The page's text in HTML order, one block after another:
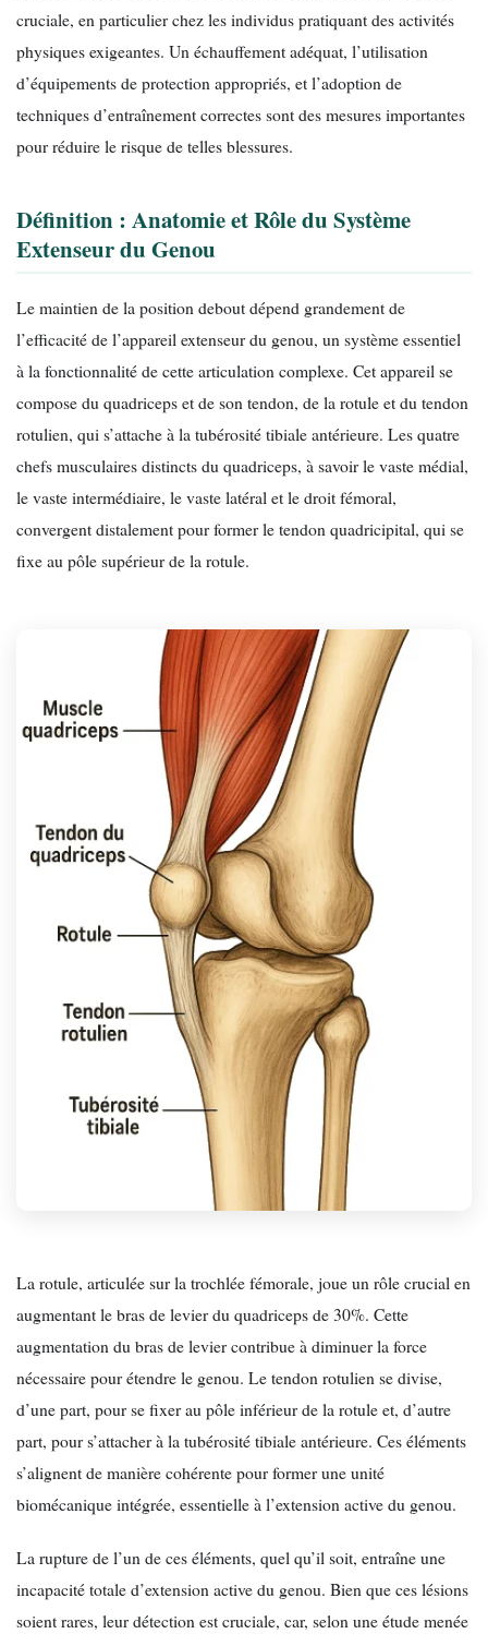
cruciale, en particulier chez les individus pratiquant des activités
physiques exigeantes. Un échauffement adéquat, l’utilisation
d’équipements de protection appropriés, et l’adoption de
techniques d’entraînement correctes sont des mesures importantes
pour réduire le risque de telles blessures.
Définition : Anatomie et Rôle du Système
Extenseur du Genou
Le maintien de la position debout dépend grandement de
l’efficacité de l’appareil extenseur du genou, un système essentiel
à la fonctionnalité de cette articulation complexe. Cet appareil se
compose du quadriceps et de son tendon, de la rotule et du tendon
rotulien, qui s’attache à la tubérosité tibiale antérieure. Les quatre
chefs musculaires distincts du quadriceps, à savoir le vaste médial,
le vaste intermédiaire, le vaste latéral et le droit fémoral,
convergent distalement pour former le tendon quadricipital, qui se
fixe au pôle supérieur de la rotule.
La rotule, articulée sur la trochlée fémorale, joue un rôle crucial en
augmentant le bras de levier du quadriceps de 30%. Cette
augmentation du bras de levier contribue à diminuer la force
nécessaire pour étendre le genou. Le tendon rotulien se divise,
d’une part, pour se fixer au pôle inférieur de la rotule et, d’autre
part, pour s’attacher à la tubérosité tibiale antérieure. Ces éléments
s’alignent de manière cohérente pour former une unité
biomécanique intégrée, essentielle à l’extension active du genou.
La rupture de l’un de ces éléments, quel qu’il soit, entraîne une
incapacité totale d’extension active du genou. Bien que ces lésions
soient rares, leur détection est cruciale, car, selon une étude menée